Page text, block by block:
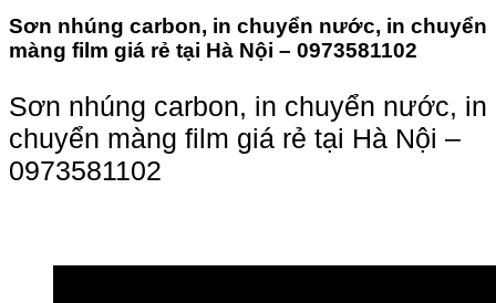
Sơn nhúng carbon, in chuyển nước, in chuyển
màng film giá rẻ tại Hà Nội – 0973581102
Sơn nhúng carbon, in chuyển nước, in
chuyển màng film giá rẻ tại Hà Nội –
0973581102